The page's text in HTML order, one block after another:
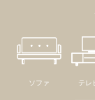
ソファ テレ